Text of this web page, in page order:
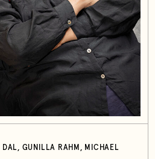
DAL, GUNILLA RAHM, MICHAEL